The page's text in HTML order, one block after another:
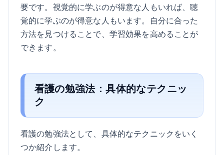
要です。視覚的に学ぶのが得意な人もいれば、聴
覚的に学ぶのが得意な人もいます。自分に合った
方法を見つけることで、学習効果を高めることが
できます。
看護の勉強法：具体的なテクニッ
ク
看護の勉強法として、具体的なテクニックをいく
つか紹介します。